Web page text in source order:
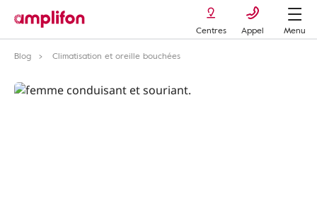
Centres Appel
Menu
Blog
Climatisation et oreille bouchées